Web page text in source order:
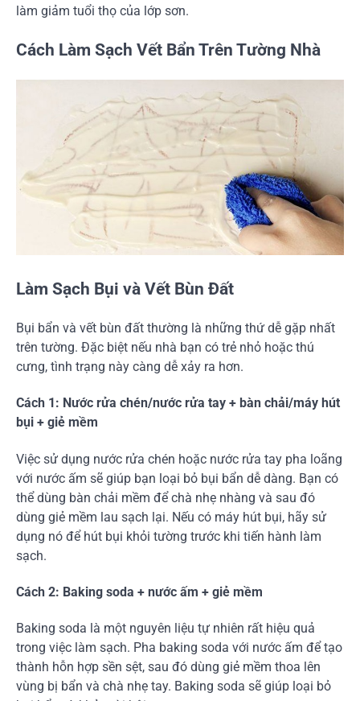
làm giảm tuổi thọ của lớp sơn.
Cách Làm Sạch Vết Bẩn Trên Tường Nhà
Làm Sạch Bụi và Vết Bùn Đất
Bụi bẩn và vết bùn đất thường là những thứ dễ gặp nhất
trên tường. Đặc biệt nếu nhà bạn có trẻ nhỏ hoặc thú
cưng, tình trạng này càng dễ xảy ra hơn.
Cách 1: Nước rửa chén/nước rửa tay + bàn chải/máy hút
bụi + giẻ mềm
Việc sử dụng nước rửa chén hoặc nước rửa tay pha loãng
với nước ấm sẽ giúp bạn loại bỏ bụi bẩn dễ dàng. Bạn có
thể dùng bàn chải mềm để chà nhẹ nhàng và sau đó
dùng giẻ mềm lau sạch lại. Nếu có máy hút bụi, hãy sử
dụng nó để hút bụi khỏi tường trước khi tiến hành làm
sạch.
Cách 2: Baking soda + nước ấm + giẻ mềm
Baking soda là một nguyên liệu tự nhiên rất hiệu quả
trong việc làm sạch. Pha baking soda với nước ấm để tạo
thành hỗn hợp sền sệt, sau đó dùng giẻ mềm thoa lên
vùng bị bẩn và chà nhẹ tay. Baking soda sẽ giúp loại bỏ